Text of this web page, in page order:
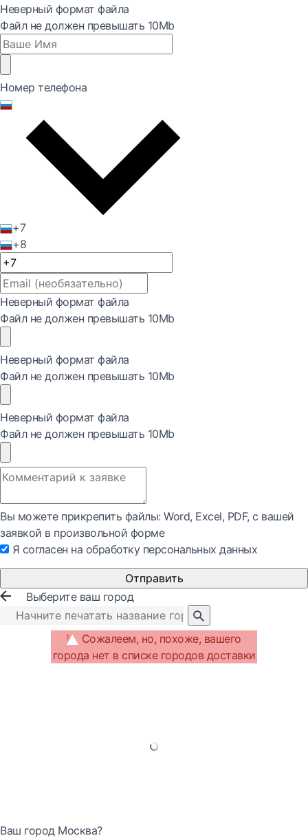
Неверный формат файла
Файл не должен превышать 10Mb
Номер телефона
+7
+8
Неверный формат файла
Файл не должен превышать 10Mb
Неверный формат файла
Файл не должен превышать 10Mb
Неверный формат файла
Файл не должен превышать 10Mb
Вы можете прикрепить файлы: Word, Exсel, PDF, с вашей
заявкой в произвольной форме
Я согласен на обработку персональных данных
Отправить
Выберите ваш город
Сожалеем, но, похоже, вашего
города нет в списке городов доставки
Ваш город Москва?